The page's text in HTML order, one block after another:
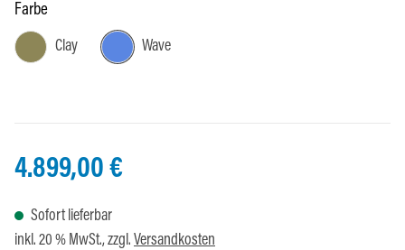
Farbeauswählen
Clay Wave
4.899,00 €
Sofort lieferbar
inkl. 20 % MwSt., zzgl. Versandkosten